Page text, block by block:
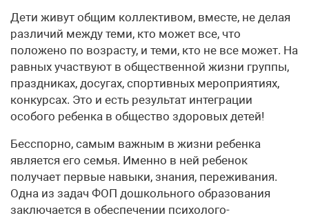
Дети живут общим коллективом, вместе, не делая
различий между теми, кто может все, что
положено по возрасту, и теми, кто не все может. На
равных участвуют в общественной жизни группы,
праздниках, досугах, спортивных мероприятиях,
конкурсах. Это и есть результат интеграции
особого ребенка в общество здоровых детей!
Бесспорно, самым важным в жизни ребенка
является его семья. Именно в ней ребенок
получает первые навыки, знания, переживания.
Одна из задач ФОП дошкольного образования
заключается в обеспечении психолого-